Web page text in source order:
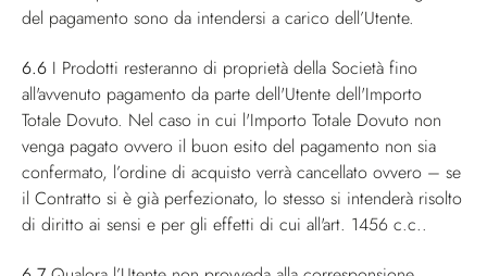
del pagamento sono da intendersi a carico dell’Utente.
6.6 I Prodotti resteranno di proprietà della Società fino
all'avvenuto pagamento da parte dell'Utente dell'Importo
Totale Dovuto. Nel caso in cui l'Importo Totale Dovuto non
venga pagato ovvero il buon esito del pagamento non sia
confermato, l’ordine di acquisto verrà cancellato ovvero – se
il Contratto si è già perfezionato, lo stesso si intenderà risolto
di diritto ai sensi e per gli effetti di cui all'art. 1456 c.c..